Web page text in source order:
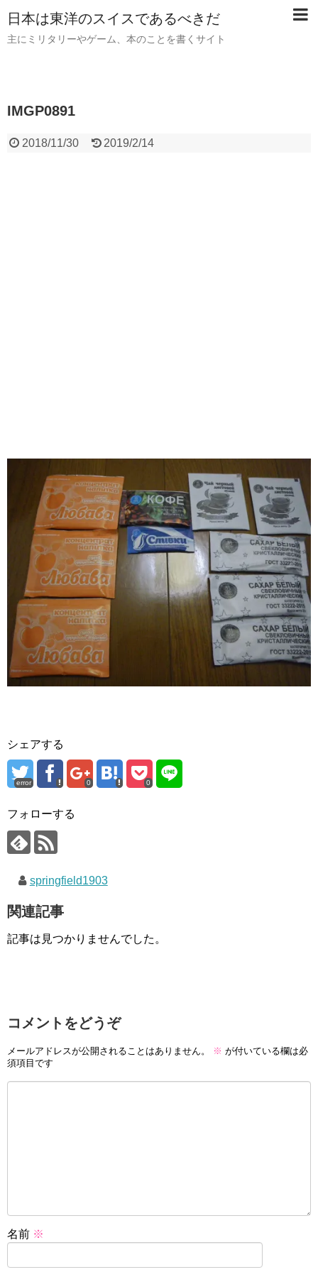
日本は東洋のスイスであるべきだ
主にミリタリーやゲーム、本のことを書くサイト
IMGP0891
2018/11/30 2019/2/14
シェアする
error 0 0
フォローする
springfield1903
関連記事
記事は見つかりませんでした。
コメントをどうぞ
メールアドレスが公開されることはありません。 ※ が付いている欄は必
須項目です
名前 ※